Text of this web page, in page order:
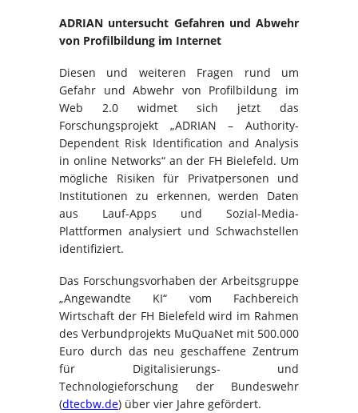
ADRIAN untersucht Gefahren und Abwehr
von Profilbildung im Internet
Diesen und weiteren Fragen rund um
Gefahr und Abwehr von Profilbildung im
Web 2.0 widmet sich jetzt das
Forschungsprojekt „ADRIAN – Authority-
Dependent Risk Identification and Analysis
in online Networks“ an der FH Bielefeld. Um
mögliche Risiken für Privatpersonen und
Institutionen zu erkennen, werden Daten
aus Lauf-Apps und Sozial-Media-
Plattformen analysiert und Schwachstellen
identifiziert.
Das Forschungsvorhaben der Arbeitsgruppe
„Angewandte KI“ vom Fachbereich
Wirtschaft der FH Bielefeld wird im Rahmen
des Verbundprojekts MuQuaNet mit 500.000
Euro durch das neu geschaffene Zentrum
für Digitalisierungs- und
Technologieforschung der Bundeswehr
(dtecbw.de) über vier Jahre gefördert.